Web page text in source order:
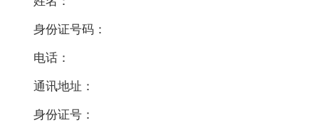
身份证号码：
电话：
通讯地址：
身份证号：